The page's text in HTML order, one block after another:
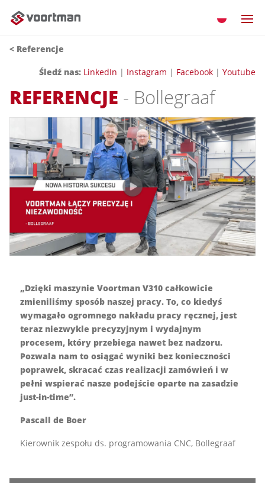
< Referencje
Śledź nas: LinkedIn | Instagram | Facebook | Youtube
REFERENCJE - Bollegraaf
„Dzięki maszynie Voortman V310 całkowicie
zmieniliśmy sposób naszej pracy. To, co kiedyś
wymagało ogromnego nakładu pracy ręcznej, jest
teraz niezwykle precyzyjnym i wydajnym
procesem, który przebiega nawet bez nadzoru.
Pozwala nam to osiągać wyniki bez konieczności
poprawek, skracać czas realizacji zamówień i w
pełni wspierać nasze podejście oparte na zasadzie
just-in-time”.
Pascall de Boer
Kierownik zespołu ds. programowania CNC, Bollegraaf